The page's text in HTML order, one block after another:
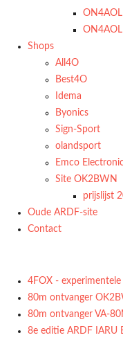
ON4AOL
Shops
All4O
Best4O
Idema
Byonics
Sign-Sport
olandsport
Emco
Site OK2BWN
prijslijst
Oude ARDF-site
Contact
4FOX -
80m ontvanger
80m ontvanger VA-
8e editie ARDF IARU